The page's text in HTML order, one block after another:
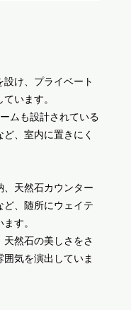
け、プライベート
います。
ムも設計されている
、室内に置きにく
、天然石カウンター
ど、随所にウェイテ
す。
然石の美しさをさ
気を演出していま